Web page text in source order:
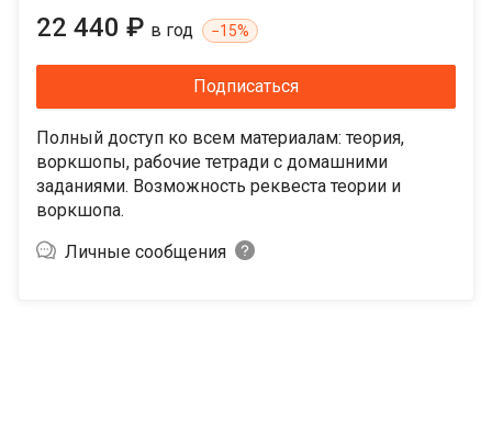
22 440 ₽ в год −15%
Подписаться
Полный доступ ко всем материалам: теория,
воркшопы, рабочие тетради с домашними
заданиями. Возможность реквеста теории и
воркшопа.
Личные сообщения